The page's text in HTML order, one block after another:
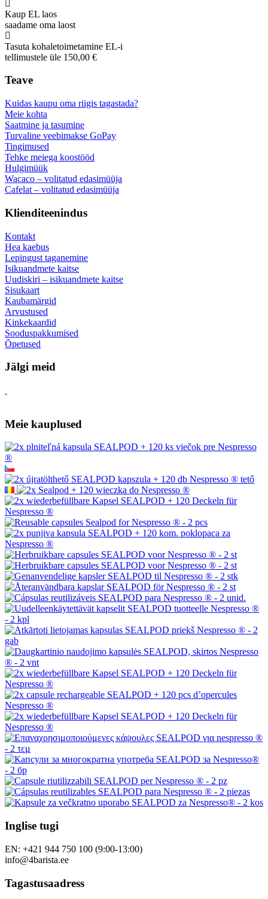
Kaup EL laos
saadame oma laost
Tasuta kohaletoimetamine EL-i
tellimustele üle 150,00 €
Teave
Kuidas kaupu oma riigis tagastada?
Meie kohta
Saatmine ja tasumine
Turvaline veebimakse GoPay
Tingimused
Tehke meiega koostööd
Hulgimüük
Wacaco – volitatud edasimüüja
Cafelat – volitatud edasimüüja
Klienditeenindus
Kontakt
Hea kaebus
Lepingust taganemine
Isikuandmete kaitse
Uudiskiri – isikuandmete kaitse
Sisukaart
Kaubamärgid
Arvustused
Kinkekaardid
Sooduspakkumised
Õpetused
Jälgi meid
Meie kauplused
Inglise tugi
EN: +421 944 750 100 (9:00-13:00)
info@4barista.ee
Tagastusaadress